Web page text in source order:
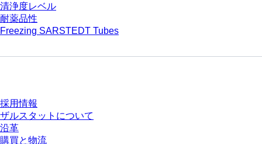
清浄度レベル
耐薬品性
Freezing SARSTEDT Tubes
採用情報
ザルスタットについて
沿革
購買と物流